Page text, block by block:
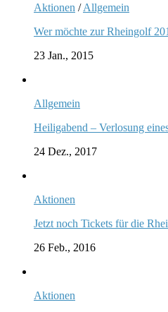
Aktionen /Allgemein
Wer möchte zur Rheingolf
23 Jan., 2015
Allgemein
Heiligabend – Verlosung
24 Dez., 2017
Aktionen
Jetzt noch Tickets für die
26 Feb., 2016
Aktionen